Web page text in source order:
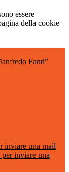
essere
della cookie
Fanti”
inviare una mail
inviare una